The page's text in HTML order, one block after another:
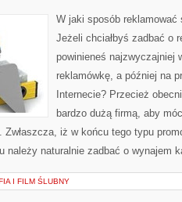
W jaki sposób reklamować
Jeżeli chciałbyś zadbać o
powinieneś najzwyczajniej
reklamówkę, a później na
Internecie? Przecież
bardzo dużą firmą, aby
Zwłaszcza, iż w końcu tego typu
należy naturalnie zadbać o wynajem
I FILM ŚLUBNY